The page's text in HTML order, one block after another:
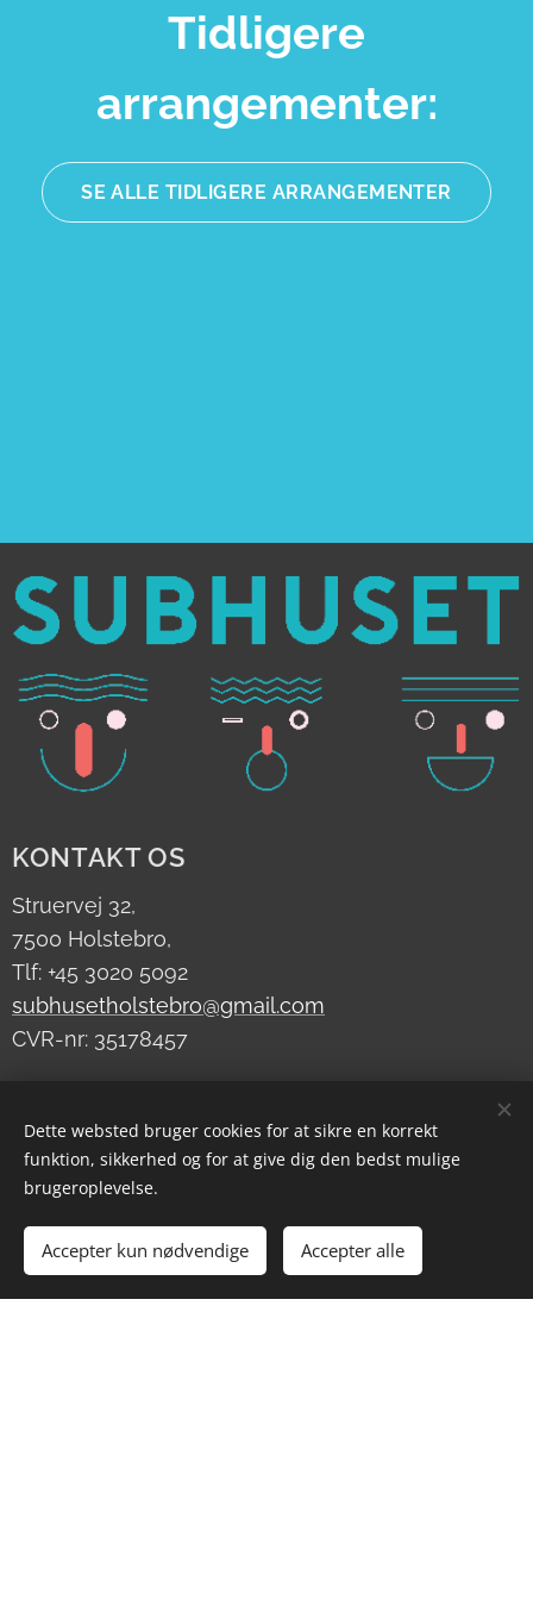
Tidligere
arrangementer:
SE ALLE TIDLIGERE ARRANGEMENTER
KONTAKT OS
Struervej 32,
7500 Holstebro,
Tlf: +45 3020 5092
subhusetholstebro@gmail.com
CVR-nr: 35178457
SOCIALE MEDIER
Facebook ➔
Linkedin ➔
TikTok ➔
Dette websted bruger cookies for at sikre en korrekt
funktion, sikkerhed og for at give dig den bedst mulige
brugeroplevelse.
Accepter kun nødvendige Accepter alle